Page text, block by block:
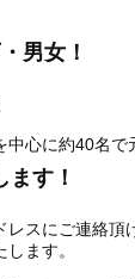
男女！
心に約40名で
す！
スにご連絡頂
ます。